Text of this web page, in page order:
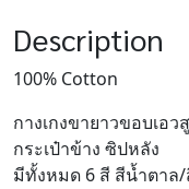
Description
100% Cotton
กางเกงขายาวขอบเอ
กระเป๋าข้าง ซิปหลัง
มีทั้งหมด 6 สี สีน้ำตา